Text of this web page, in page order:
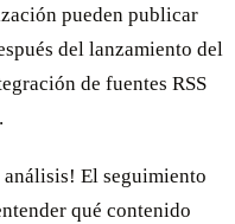
pueden publicar
del lanzamiento del
de fuentes RSS
análisis! El seguimiento
qué contenido